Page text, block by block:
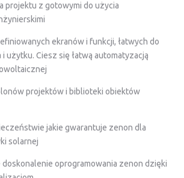
projektu z gotowymi do użycia
ekranów i funkcji, łatwych do
użytku. Ciesz się łatwą automatyzacją
projektów i biblioteki obiektów
jakie gwarantuje zenon dla
solarnej
doskonalenie oprogramowania zenon dzięki